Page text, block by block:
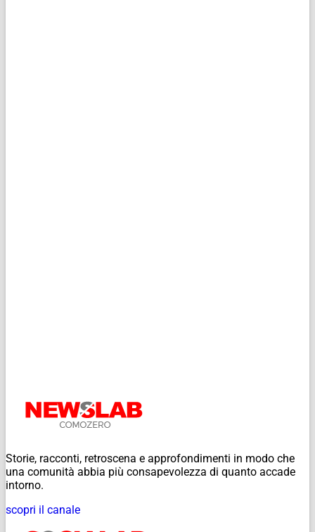
Storie, racconti, retroscena e approfondimenti in modo che
una comunità abbia più consapevolezza di quanto accade
intorno.
scopri il canale